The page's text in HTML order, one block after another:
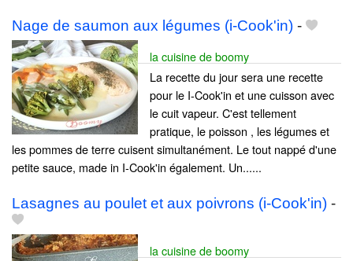
Nage de saumon aux légumes (i-Cook'in) -
la cuisine de boomy
La recette du jour sera une recette
pour le I-Cook'in et une cuisson avec
le cuit vapeur. C'est tellement
pratique, le poisson , les légumes et
les pommes de terre cuisent simultanément. Le tout nappé d'une
petite sauce, made in I-Cook'in également. Un......
Lasagnes au poulet et aux poivrons (i-Cook'in) -
la cuisine de boomy